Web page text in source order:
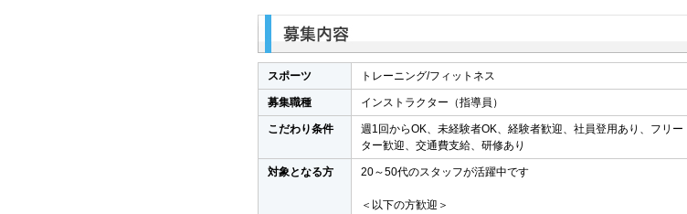
スポーツ トレーニング/フィットネス
募集職種 インストラクター（指導員）
こだわり条件
週1回からOK、未経験者OK、経験者歓迎、社員登用あり、フリー
ター歓迎、交通費支給、研修あり
対象となる方 20～50代のスタッフが活躍中です
＜以下の方歓迎＞